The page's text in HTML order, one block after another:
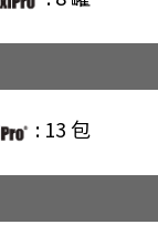
: 13 包